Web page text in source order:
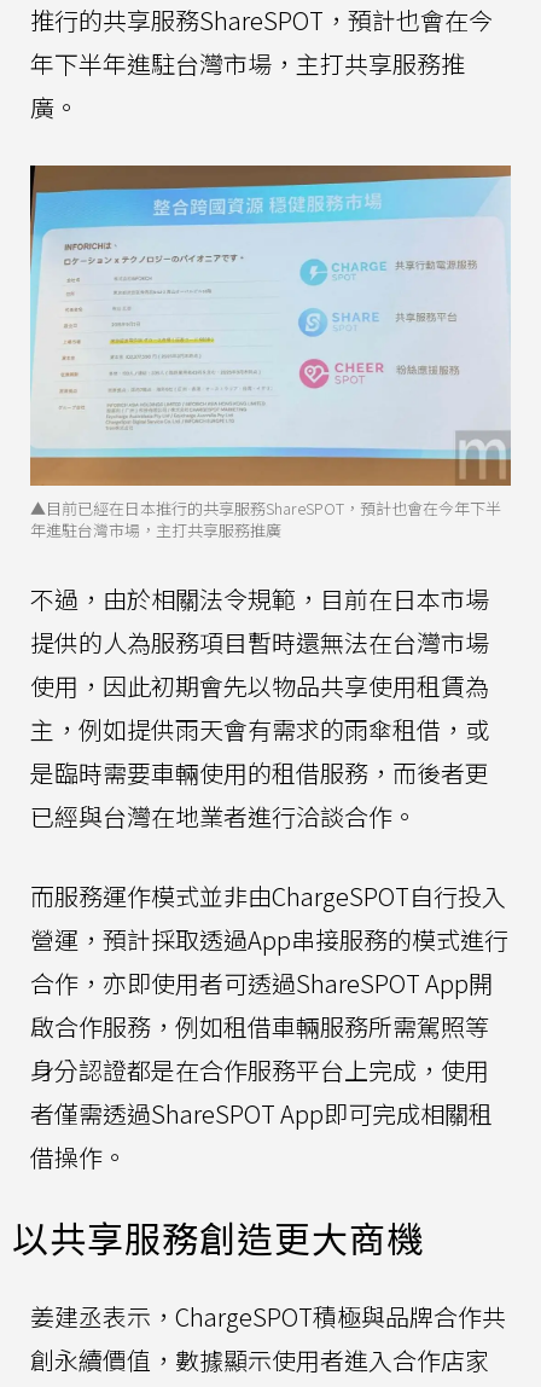
推行的共享服務ShareSPOT，預計也會在今
年下半年進駐台灣市場，主打共享服務推
廣。
▲目前已經在日本推行的共享服務ShareSPOT，預計也會在今年下半
年進駐台灣市場，主打共享服務推廣
不過，由於相關法令規範，目前在日本市場
提供的人為服務項目暫時還無法在台灣市場
使用，因此初期會先以物品共享使用租賃為
主，例如提供雨天會有需求的雨傘租借，或
是臨時需要車輛使用的租借服務，而後者更
已經與台灣在地業者進行洽談合作。
而服務運作模式並非由ChargeSPOT自行投入
營運，預計採取透過App串接服務的模式進行
合作，亦即使用者可透過ShareSPOT App開
啟合作服務，例如租借車輛服務所需駕照等
身分認證都是在合作服務平台上完成，使用
者僅需透過ShareSPOT App即可完成相關租
借操作。
以共享服務創造更大商機
姜建丞表示，ChargeSPOT積極與品牌合作共
創永續價值，數據顯示使用者進入合作店家